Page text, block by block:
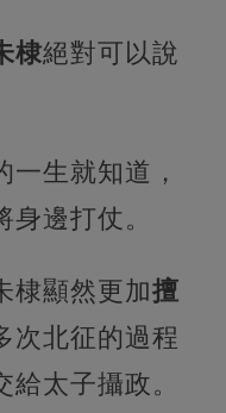
棣絕對可以說
生就知道，
邊打仗。
棣顯然更加擅
次北征的過程
太子攝政。